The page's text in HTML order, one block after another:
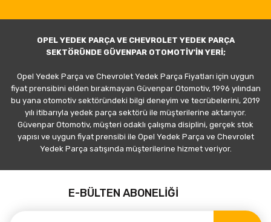
OPEL YEDEK PARÇA VE CHEVROLET YEDEK PARÇA
SEKTÖRÜNDE GÜVENPAR OTOMOTİV'İN YERİ;
Opel Yedek Parça ve Chevrolet Yedek Parça Fiyatları için uygun
fiyat prensibini elden bırakmayan Güvenpar Otomotiv, 1996 yılından
bu yana otomotiv sektöründeki bilgi deneyim ve tecrübelerini, 2019
yılı itibarıyla yedek parça sektörü ile müşterilerine aktarıyor.
Güvenpar Otomotiv, müşteri odaklı çalışma disiplini, gerçek stok
yapısı ve uygun fiyat prensibi ile Opel Yedek Parça ve Chevrolet
Yedek Parça satışında müşterilerine hizmet veriyor.
E-BÜLTEN ABONELİĞİ